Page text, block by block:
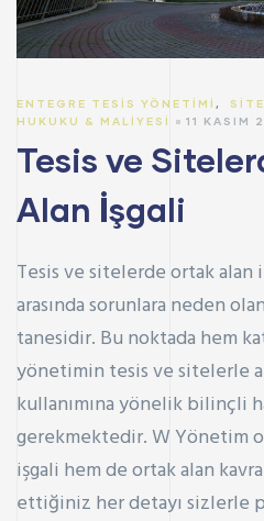
ENTEGRE TESIS YÖNETIMI ,
HUKUKU & MALIYESI
11 KASIM
Tesis ve
Alan İşgali
Tesis ve sitelerde ortak alan
arasında sorunlara neden
tanesidir. Bu noktada hem
yönetimin tesis ve sitelerle
kullanımına yönelik bilinçli
gerekmektedir.W Yönetim
işgali hem de ortak alan
ettiğiniz her detayı sizlerle